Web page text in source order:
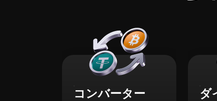
コンバーター ダ